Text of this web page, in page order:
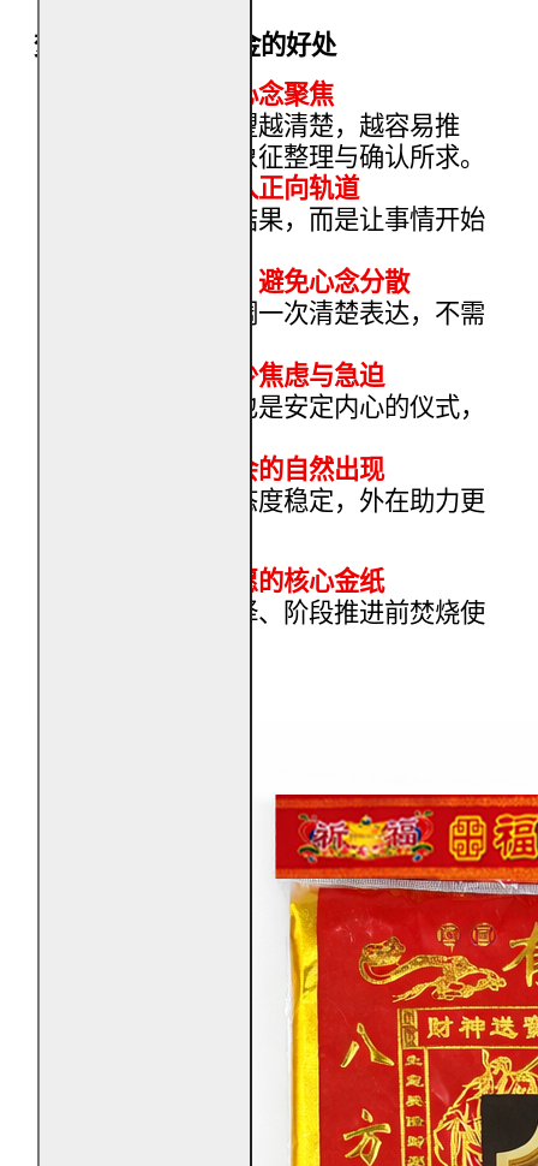
焚烧福海有求必应金的好处
清楚立愿，让心念聚焦
民俗认为，愿望越清楚，越容易推
进。焚烧此金象征整理与确认所求。
让所求之事进入正向轨道
焚烧并非催促结果，而是让事情开始
减少反复祈求，避免心念分散
有求必应金强调一次清楚表达，不需
稳定心态，减少焦虑与急迫
焚烧过程本身也是安定内心的仪式，
配合贵人与机会的自然出现
当心念明确、态度稳定，外在助力更
作为阶段性祈愿的核心金纸
适合在关键抉择、阶段推进前焚烧使